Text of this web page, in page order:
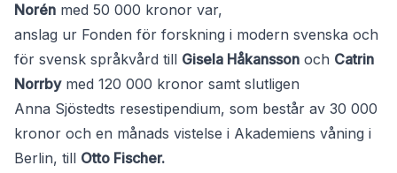
Norén med 50 000 kronor var,
anslag ur Fonden för forskning i modern svenska och
för svensk språkvård till Gisela Håkansson och Catrin
Norrbymed 120 000 kronor samt slutligen
Anna Sjöstedts resestipendium, som består av 30 000
kronor och en månads vistelse i Akademiens våning i
Berlin, till Otto Fischer.